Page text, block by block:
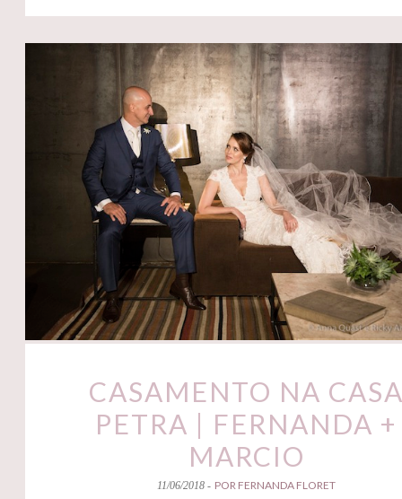
CASAMENTO NA
PETRA | FERNANDA +
MARCIO
11/06/2018 - POR FERNANDA FLORET